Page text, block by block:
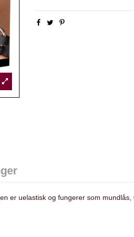
er uelastisk og fungerer som mundlås,